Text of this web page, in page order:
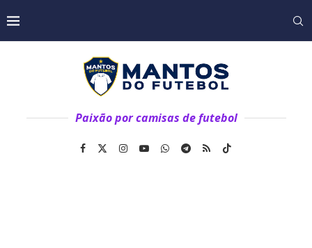
Paixão por camisas de futebol